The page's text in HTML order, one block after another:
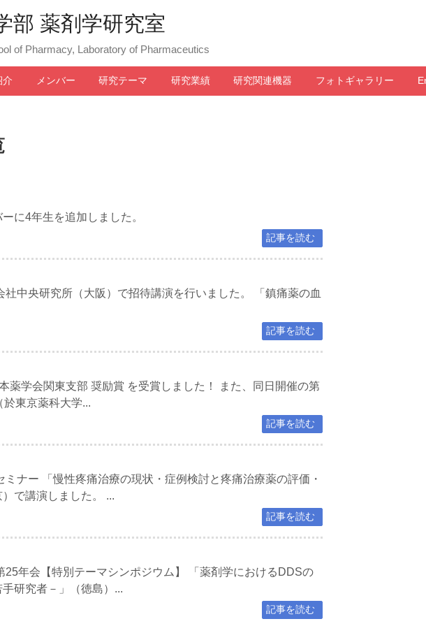
部 薬剤学研究室
of Pharmacy, Laboratory of Pharmaceutics
介 メンバー 研究テーマ 研究業績 研究関連機器 フォトギャラリー
に4年生を追加しました。
記事を読む
中央研究所（大阪）で招待講演を行いました。 「鎮痛薬の血
記事を読む
薬学会関東支部 奨励賞 を受賞しました！ また、同日開催の第
東京薬科大学...
記事を読む
ナー 「慢性疼痛治療の現状・症例検討と疼痛治療薬の評価・
で講演しました。 ...
記事を読む
25年会【特別テーマシンポジウム】 「薬剤学におけるDDSの
研究者－」（徳島）...
記事を読む